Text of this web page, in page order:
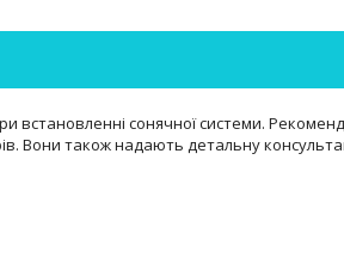
встановленні сонячної системи.
Вони також надають детальну